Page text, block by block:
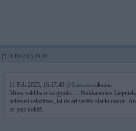
11. Feb 2025, 16:38
11 Feb 2025, 16:17:49 @Samsasi rakstīja:
Mūsu valdība ir kā gpņiki..... Noklausoties
iedevusi ceļazīmes, lai tie arī varētu slaukt naudu.
iet pats nokāš.